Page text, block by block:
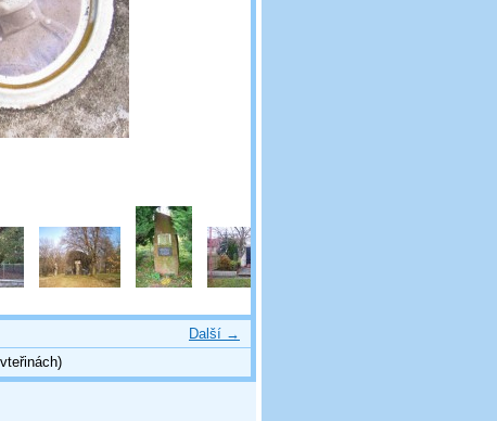
Další →